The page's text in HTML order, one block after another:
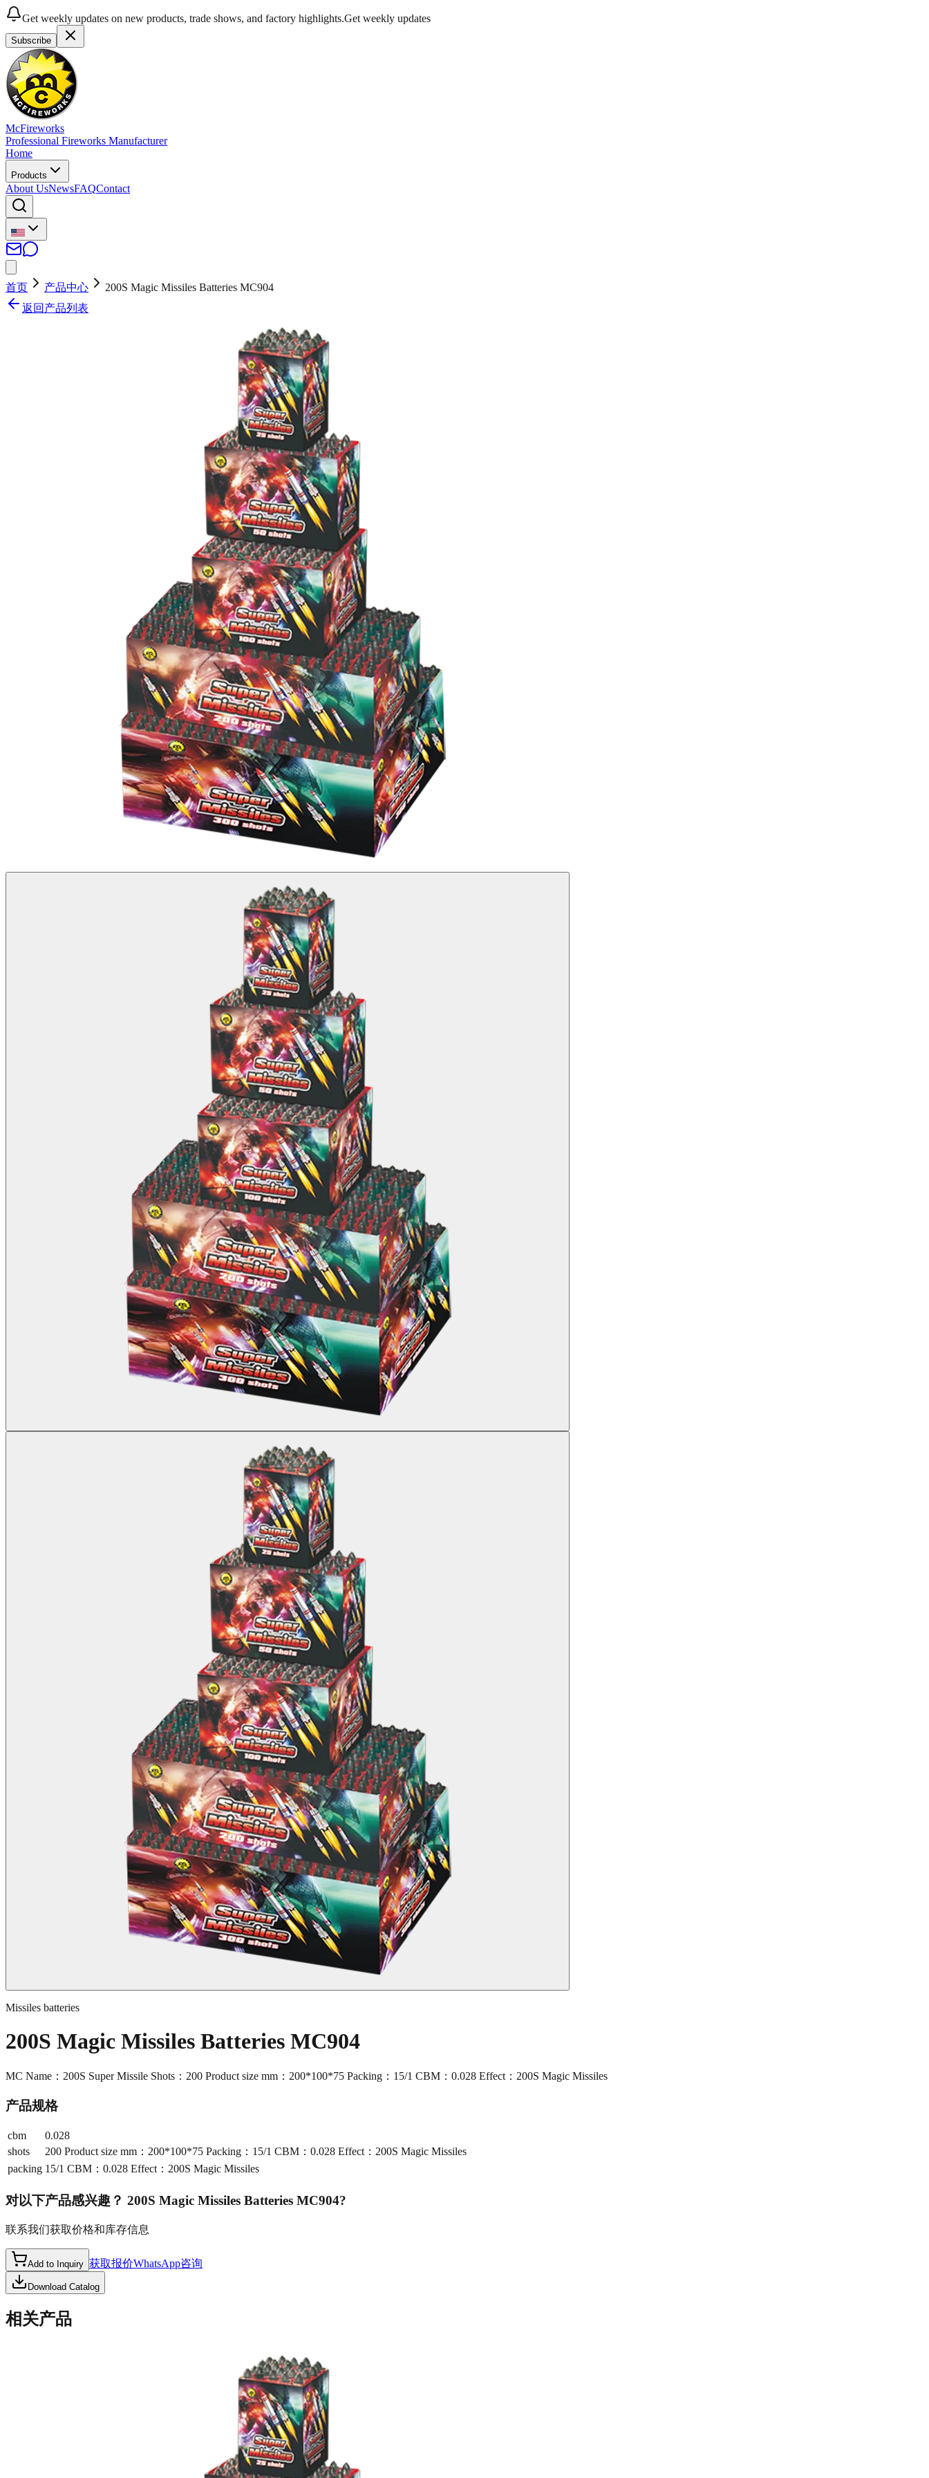
Get weekly updates on new products, trade shows, and factory highlights.Get weekly updates
Subscribe
McFireworks
Professional Fireworks Manufacturer
Home
Products
About UsNewsFAQContact
首页 产品中心
200S Magic Missiles Batteries MC904
返回产品列表
Missiles batteries
200S Magic Missiles Batteries MC904
MC Name：200S Super Missile Shots：200 Product size mm：200*100*75 Packing：15/1 CBM：0.028 Effect：200S Magic Missiles
产品规格
cbm
0.028
shots
200 Product size mm：200*100*75 Packing：15/1 CBM：0.028 Effect：200S Magic Missiles
packing 15/1 CBM：0.028 Effect：200S Magic Missiles
对以下产品感兴趣？ 200S Magic Missiles Batteries MC904?
联系我们获取价格和库存信息
Add to Inquiry 获取报价WhatsApp咨询
Download Catalog
相关产品